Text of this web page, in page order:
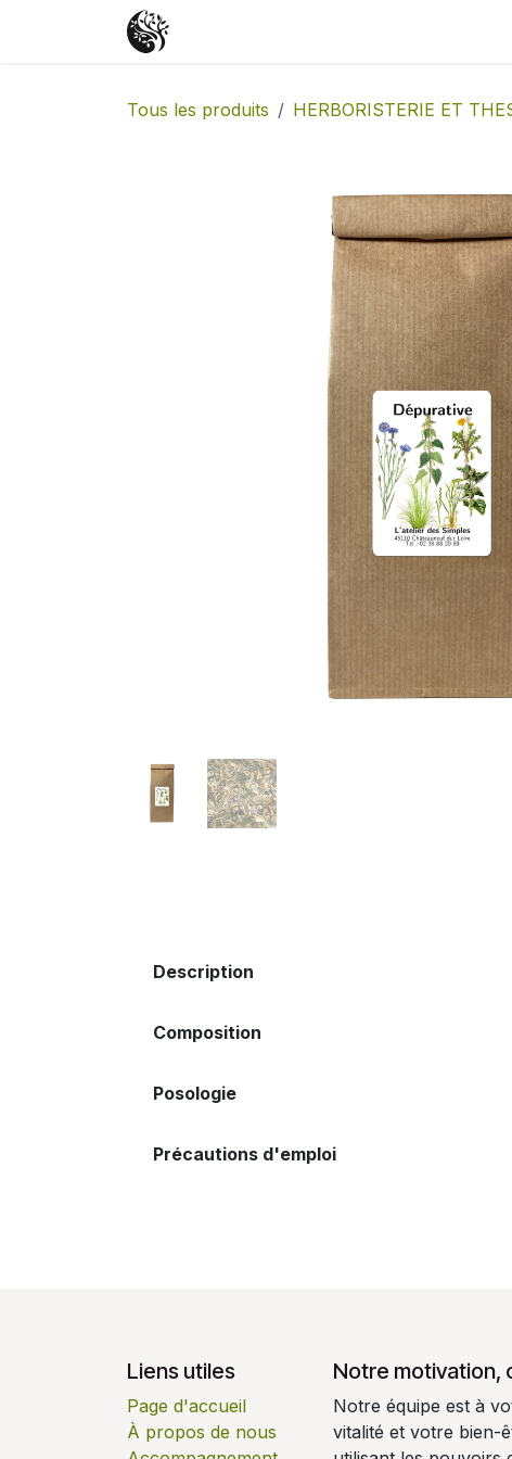
Se rendre au contenu
Tous les produits HERBORISTERIE ET
Description
Composition
Posologie
Précautions d'emploi
Liens utiles
Page d'accueil
À propos de nous
Notre motivation,
Notre équipe est à
vitalité et votre bien-